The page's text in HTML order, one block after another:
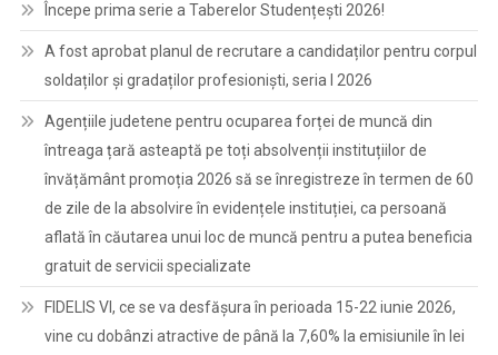
Începe prima serie a Taberelor Studențești 2026!
A fost aprobat planul de recrutare a candidaților pentru corpul
soldaților și gradaților profesioniști, seria I 2026
Agențiile judetene pentru ocuparea forței de muncă din
întreaga țară asteaptă pe toți absolvenții instituțiilor de
învățământ promoția 2026 să se înregistreze în termen de 60
de zile de la absolvire în evidențele instituției, ca persoană
aflată în căutarea unui loc de muncă pentru a putea beneficia
gratuit de servicii specializate
FIDELIS VI, ce se va desfășura în perioada 15-22 iunie 2026,
vine cu dobânzi atractive de până la 7,60% la emisiunile în lei